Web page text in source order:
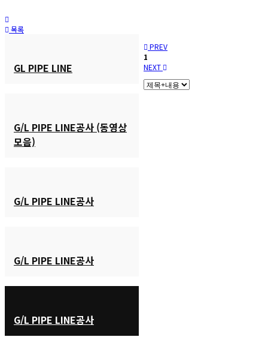
목록
GL PIPE LINE
G/L PIPE LINE공사 (동영상
모음)
G/L PIPE LINE공사
G/L PIPE LINE공사
G/L PIPE LINE공사
PREV
1
NEXT